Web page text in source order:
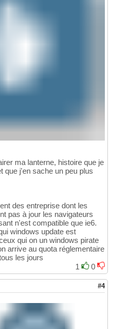
ma lanterne, histoire que je
que j'en sache un peu plus
des entreprise dont les
pas à jour les navigateurs
n'est compatible que ie6.
windows update est
qui on un windows pirate
arrive au quota réglementaire
les jours
1
0
#4